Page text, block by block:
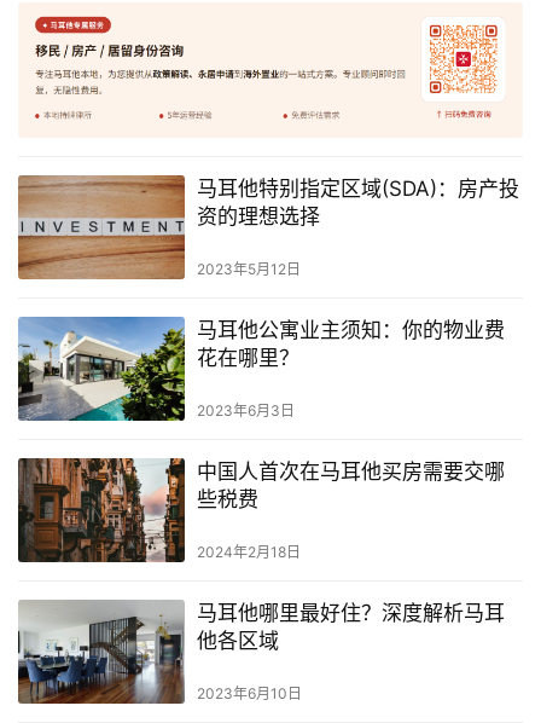
马耳他特别指定区域(SDA)：房产投
资的理想选择
2023年5月12日
马耳他公寓业主须知：你的物业费
花在哪里？
2023年6月3日
中国人首次在马耳他买房需要交哪
些税费
2024年2月18日
马耳他哪里最好住？深度解析马耳
他各区域
2023年6月10日